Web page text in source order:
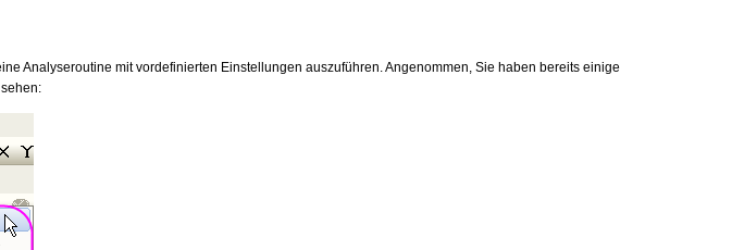
Analyseroutine mit vordefinierten Einstellungen auszuführen. Angenommen, Sie haben bereits einige